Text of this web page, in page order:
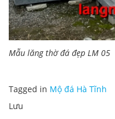
Mẫu lăng thờ đá đẹp LM 05
Tagged in Mộ đá Hà Tĩnh
Lưu